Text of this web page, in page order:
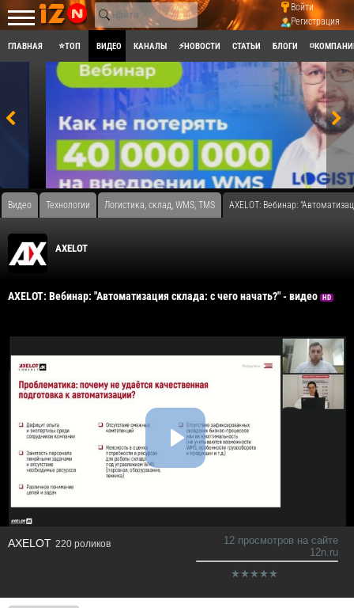
Войти
Регистрация
ГЛАВНАЯ ⭐ТОП ВИДЕО КАНАЛЫ ⚡НОВОСТИ СТАТЬИ БЛОГИ
Видео Технологии Логистика, склад, WMS, TMS AXELOT: Вебинар:
AXELOT
AXELOT: Вебинар: "Автоматизация склада: с чего начать?" - видео HD
AXELOT 220 роликов
12 просмотров на сайте
12n.ru